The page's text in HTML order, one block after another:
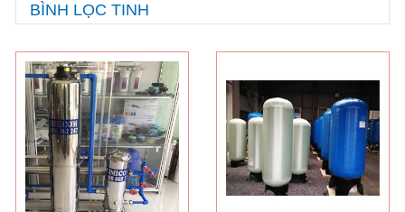
BÌNH LỌC TINH
Hướng dẫn lựa chọn máy lọc nước Gia ...
21/10/2021
Hướng dẫn lựa chọn máy lọc nước Gia ...
Ô nhiễm nguồn nước và vấn đề sức khỏe